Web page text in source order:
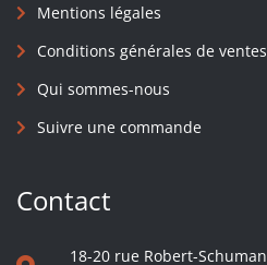
Mentions légales
Conditions générales de ventes
Qui sommes-nous
Suivre une commande
Contact
18-20 rue Robert-Schuman